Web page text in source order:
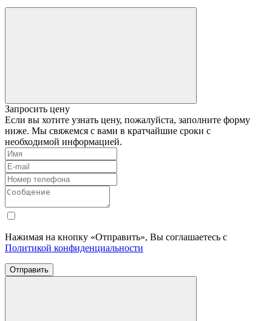
Запросить цену
Если вы хотите узнать цену, пожалуйста, заполните форму
ниже. Мы свяжемся с вами в кратчайшие сроки с
необходимой информацией.
Нажимая на кнопку «Отправить», Вы соглашаетесь с
Политикой конфиденциальности
Отправить